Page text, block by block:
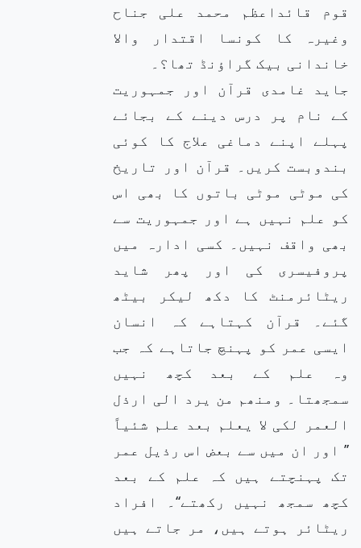
قوم قائداعظم محمد علی جناح
وغیرہ کا کونسا اقتدار والا
خاندانی بیک گراؤنڈ تھا؟۔
جاید غامدی قرآن اور جمہوریت
کے نام پر درس دینے کے بجائے
پہلے اپنے دماغی علاج کا کوئی
بندوبست کریں۔ قرآن اور تاریخ
کی موٹی موٹی باتوں کا بھی اس
کو علم نہیں ہے اور جمہوریت سے
بھی واقف نہیں۔ کسی ادارہ میں
پروفیسری کی اور پھر شاید
ریٹائرمنٹ کا دکھ لیکر بیٹھ
گئے۔ قرآن کہتاہے کہ انسان
ایسی عمر کو پہنچ جاتاہے کہ جب
وہ علم کے بعد کچھ نہیں
سمجھتا۔ ومنھم من یرد الی ارذل
العمر لکی لا یعلم بعد علم شئیاً
’’ اور ان میں سے بعض اس رذیل عمر
تک پہنچتے ہیں کہ علم کے بعد
کچھ سمجھ نہیں رکھتے‘‘۔ افراد
ریٹائر ہوتے ہیں، مر جاتے ہیں